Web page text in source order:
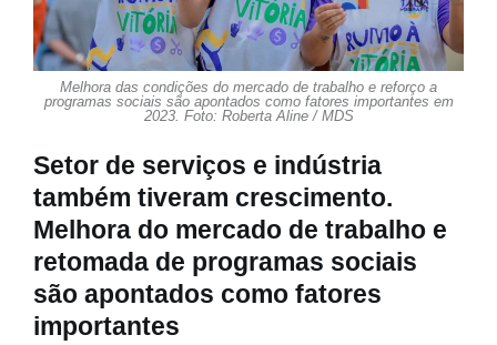
Melhora das condições do mercado de trabalho e reforço a
programas sociais são apontados como fatores importantes em
2023. Foto: Roberta Aline / MDS
Setor de serviços e indústria
também tiveram crescimento.
Melhora do mercado de trabalho e
retomada de programas sociais
são apontados como fatores
importantes